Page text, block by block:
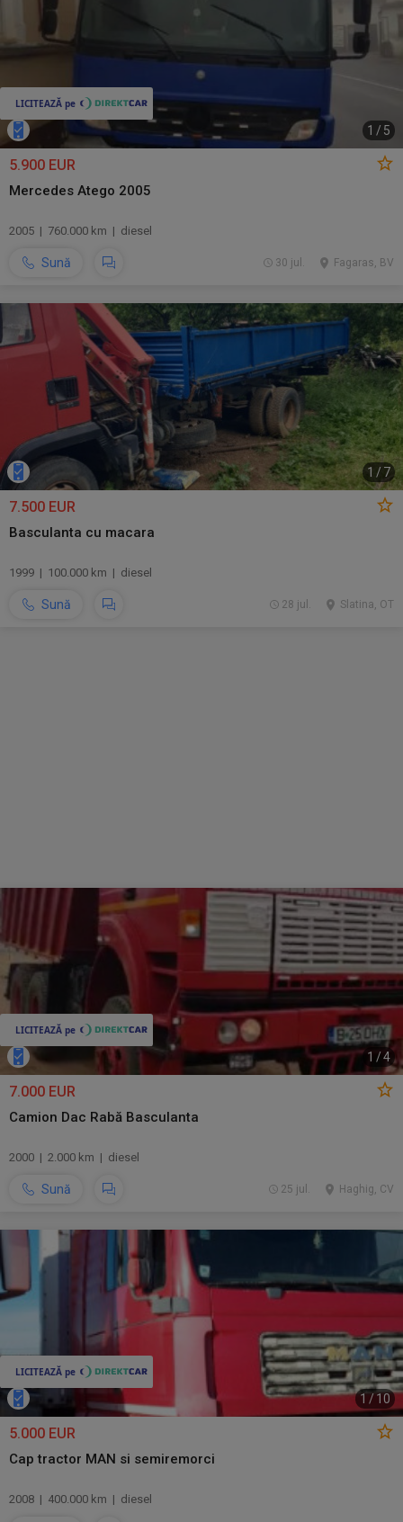
1 / 5
5.900 EUR
Mercedes Atego 2005
2005 | 760.000 km | diesel
Sună Fagaras, BV
30 jul.
1 / 7
7.500 EUR
Basculanta cu macara
1999 | 100.000 km | diesel
Sună Slatina, OT
28 jul.
1 /4
7.000 EUR
Camion Dac Rabă Basculanta
2000 | 2.000 km | diesel
Sună Haghig, CV
25 jul.
1 /10
5.000 EUR
Cap tractor MAN si semiremorci
2008 | 400.000 km | diesel